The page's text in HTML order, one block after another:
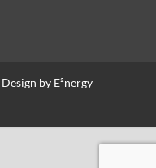
by E²nergy